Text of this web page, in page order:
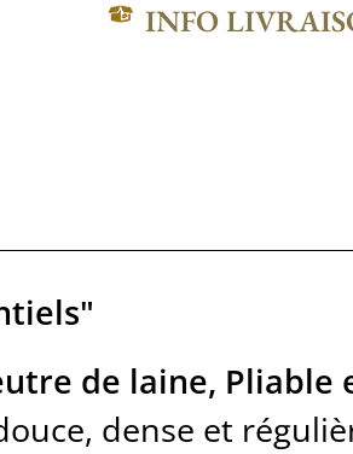
INFO
de laine,
dense et